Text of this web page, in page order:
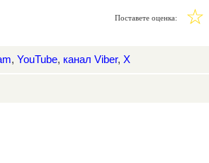
Поставете оценка: ☆
, YouTube, канал Viber, X